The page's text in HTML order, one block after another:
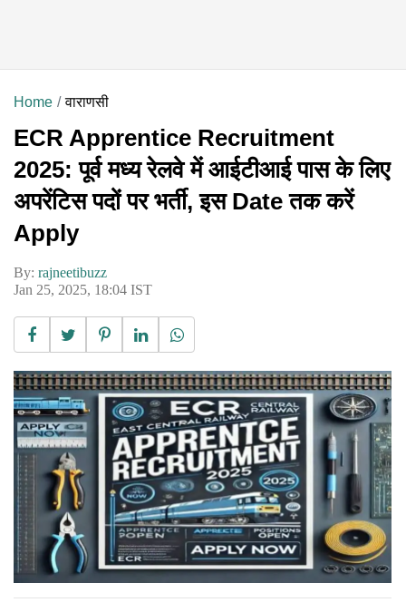
Home वाराणसी
ECR Apprentice Recruitment
2025: पूर्व मध्य रेलवे में आईटीआई पास के लिए
अपरेंटिस पदों पर भर्ती, इस Date तक करें
Apply
By: rajneetibuzz
Jan 25, 2025, 18:04 IST